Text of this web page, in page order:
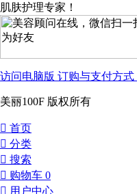
肌肤护理专家！
访问电脑版 订购与支付方式
美丽100F 版权所有
󰀁 首页
󰀂 分类
󰀃 搜索
󰀄 购物车 0
󰀅 用户中心